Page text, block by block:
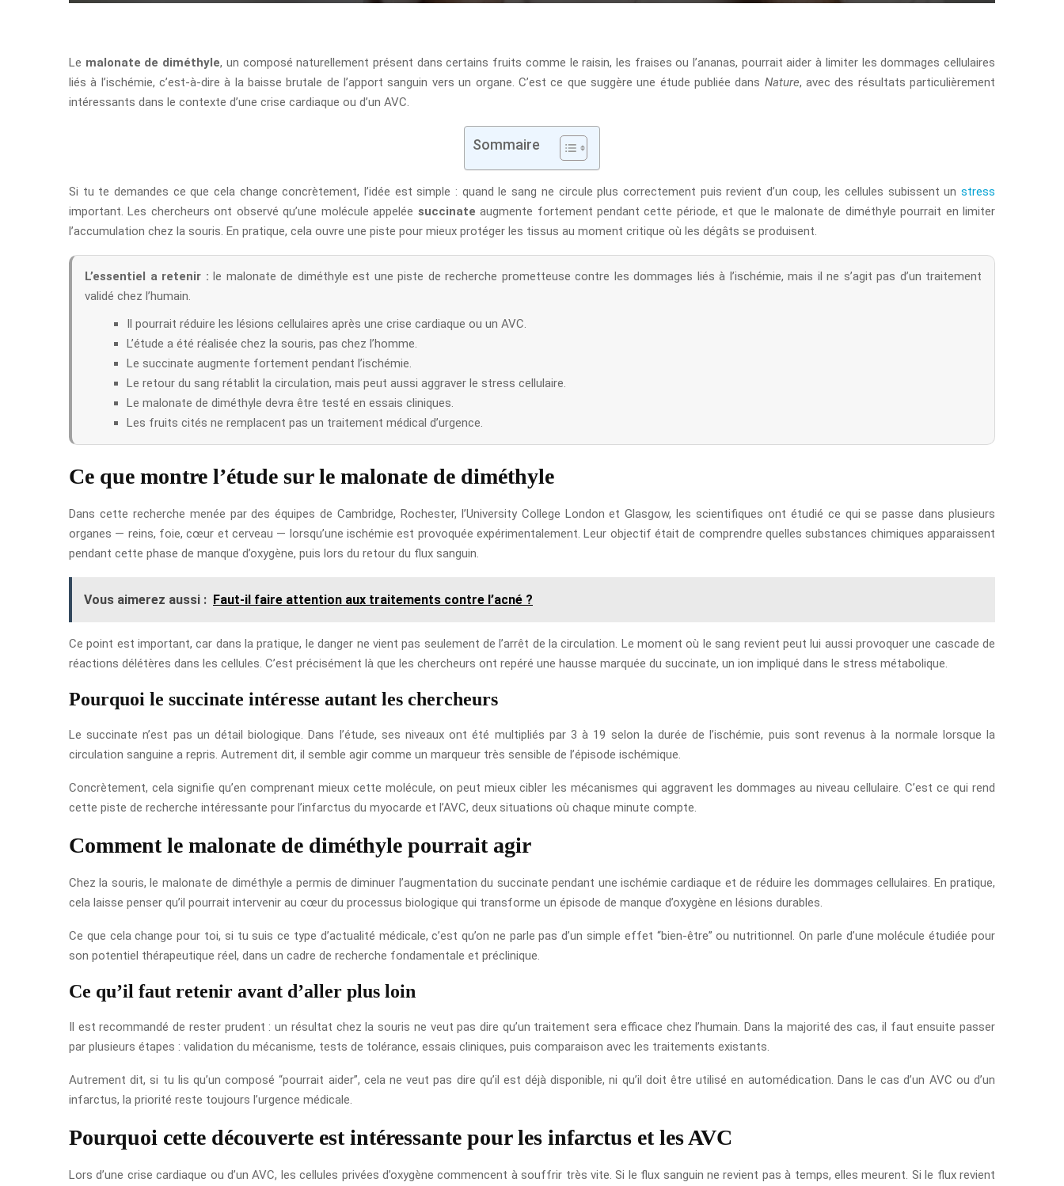
Le malonate de diméthyle, un composé naturellement présent dans certains fruits comme le raisin, les fraises ou l’ananas, pourrait aider à limiter les dommages cellulaires
liés à l’ischémie, c’est-à-dire à la baisse brutale de l’apport sanguin vers un organe. C’est ce que suggère une étude publiée dans Nature, avec des résultats particulièrement
intéressants dans le contexte d’une crise cardiaque ou d’un AVC.
Sommaire
Si tu te demandes ce que cela change concrètement, l’idée est simple : quand le sang ne circule plus correctement puis revient d’un coup, les cellules subissent un stress
important. Les chercheurs ont observé qu’une molécule appelée succinate augmente fortement pendant cette période, et que le malonate de diméthyle pourrait en limiter
l’accumulation chez la souris. En pratique, cela ouvre une piste pour mieux protéger les tissus au moment critique où les dégâts se produisent.
L’essentiel a retenir : le malonate de diméthyle est une piste de recherche prometteuse contre les dommages liés à l’ischémie, mais il ne s’agit pas d’un traitement
validé chez l’humain.
Il pourrait réduire les lésions cellulaires après une crise cardiaque ou un AVC.
L’étude a été réalisée chez la souris, pas chez l’homme.
Le succinate augmente fortement pendant l’ischémie.
Le retour du sang rétablit la circulation, mais peut aussi aggraver le stress cellulaire.
Le malonate de diméthyle devra être testé en essais cliniques.
Les fruits cités ne remplacent pas un traitement médical d’urgence.
Ce que montre l’étude sur le malonate de diméthyle
Dans cette recherche menée par des équipes de Cambridge, Rochester, l’University College London et Glasgow, les scientifiques ont étudié ce qui se passe dans plusieurs
organes — reins, foie, cœur et cerveau — lorsqu’une ischémie est provoquée expérimentalement. Leur objectif était de comprendre quelles substances chimiques apparaissent
pendant cette phase de manque d’oxygène, puis lors du retour du flux sanguin.
Vous aimerez aussi : Faut-il faire attention aux traitements contre l’acné ?
Ce point est important, car dans la pratique, le danger ne vient pas seulement de l’arrêt de la circulation. Le moment où le sang revient peut lui aussi provoquer une cascade de
réactions délétères dans les cellules. C’est précisément là que les chercheurs ont repéré une hausse marquée du succinate, un ion impliqué dans le stress métabolique.
Pourquoi le succinate intéresse autant les chercheurs
Le succinate n’est pas un détail biologique. Dans l’étude, ses niveaux ont été multipliés par 3 à 19 selon la durée de l’ischémie, puis sont revenus à la normale lorsque la
circulation sanguine a repris. Autrement dit, il semble agir comme un marqueur très sensible de l’épisode ischémique.
Concrètement, cela signifie qu’en comprenant mieux cette molécule, on peut mieux cibler les mécanismes qui aggravent les dommages au niveau cellulaire. C’est ce qui rend
cette piste de recherche intéressante pour l’infarctus du myocarde et l’AVC, deux situations où chaque minute compte.
Comment le malonate de diméthyle pourrait agir
Chez la souris, le malonate de diméthyle a permis de diminuer l’augmentation du succinate pendant une ischémie cardiaque et de réduire les dommages cellulaires. En pratique,
cela laisse penser qu’il pourrait intervenir au cœur du processus biologique qui transforme un épisode de manque d’oxygène en lésions durables.
Ce que cela change pour toi, si tu suis ce type d’actualité médicale, c’est qu’on ne parle pas d’un simple effet “bien-être” ou nutritionnel. On parle d’une molécule étudiée pour
son potentiel thérapeutique réel, dans un cadre de recherche fondamentale et préclinique.
Ce qu’il faut retenir avant d’aller plus loin
Il est recommandé de rester prudent : un résultat chez la souris ne veut pas dire qu’un traitement sera efficace chez l’humain. Dans la majorité des cas, il faut ensuite passer
par plusieurs étapes : validation du mécanisme, tests de tolérance, essais cliniques, puis comparaison avec les traitements existants.
Autrement dit, si tu lis qu’un composé “pourrait aider”, cela ne veut pas dire qu’il est déjà disponible, ni qu’il doit être utilisé en automédication. Dans le cas d’un AVC ou d’un
infarctus, la priorité reste toujours l’urgence médicale.
Pourquoi cette découverte est intéressante pour les infarctus et les AVC
Lors d’une crise cardiaque ou d’un AVC, les cellules privées d’oxygène commencent à souffrir très vite. Si le flux sanguin ne revient pas à temps, elles meurent. Si le flux revient